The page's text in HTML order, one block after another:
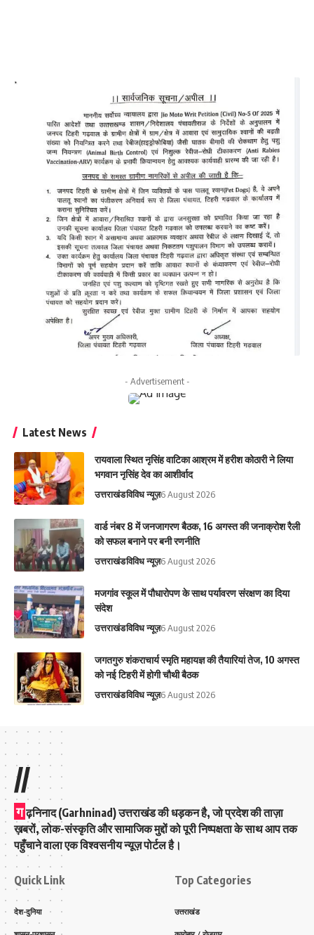
- Advertisement -
Latest News
रायवाला स्थित नृसिंह वाटिका आश्रम में हरीश कोठारी ने लिया
भगवान नृसिंह देव का आशीर्वाद
उत्तराखंडविविध न्यूज़6 August 2026
वार्ड नंबर 8 में जनजागरण बैठक, 16 अगस्त की जनाक्रोश रैली
को सफल बनाने पर बनी रणनीति
उत्तराखंडविविध न्यूज़6 August 2026
मजगांव स्कूल में पौधारोपण के साथ पर्यावरण संरक्षण का दिया
संदेश
उत्तराखंडविविध न्यूज़6 August 2026
जगतगुरु शंकराचार्य स्मृति महायज्ञ की तैयारियां तेज, 10 अगस्त
को नई टिहरी में होगी चौथी बैठक
उत्तराखंडविविध न्यूज़6 August 2026
//
ग ढ़निनाद (Garhninad) उत्तराखंड की धड़कन है, जो प्रदेश की ताज़ा
ख़बरों, लोक-संस्कृति और सामाजिक मुद्दों को पूरी निष्पक्षता के साथ आप तक
पहुँचाने वाला एक विश्वसनीय न्यूज़ पोर्टल है।
Quick Link
देश-दुनिया
Top Categories
उत्तराखंड